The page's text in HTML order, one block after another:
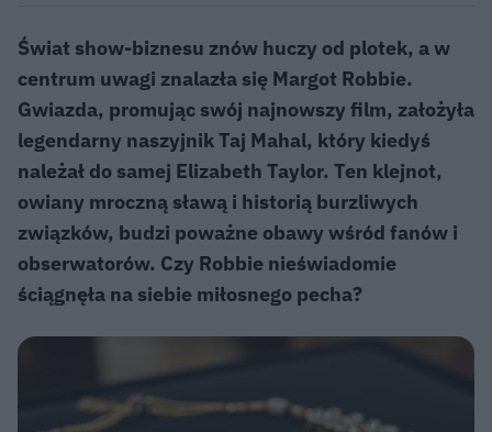
Świat show-biznesu znów huczy od plotek, a w
centrum uwagi znalazła się Margot Robbie.
Gwiazda, promując swój najnowszy film, założyła
legendarny naszyjnik Taj Mahal, który kiedyś
należał do samej Elizabeth Taylor. Ten klejnot,
owiany mroczną sławą i historią burzliwych
związków, budzi poważne obawy wśród fanów i
obserwatorów. Czy Robbie nieświadomie
ściągnęła na siebie miłosnego pecha?